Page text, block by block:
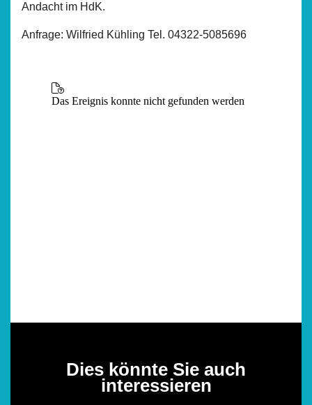
Andacht im HdK.
Anfrage: Wilfried Kühling Tel. 04322-5085696
Dies könnte Sie auch
interessieren